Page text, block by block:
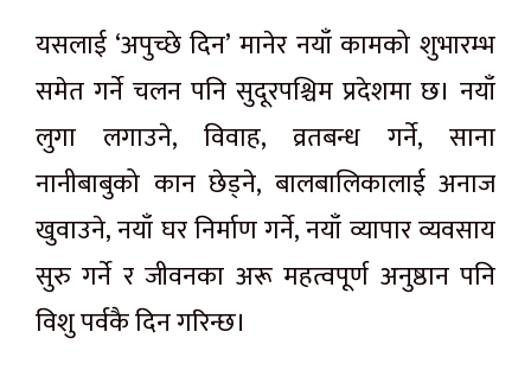
यसलाई ‘अपुच्छे दिन’ मानेर नयाँ कामको शुभारम्भ
समेत गर्ने चलन पनि सुदूरपश्चिम प्रदेशमा छ। नयाँ
लुगा लगाउने, विवाह, व्रतबन्ध गर्ने, साना
नानीबाबुको कान छेड्ने, बालबालिकालाई अनाज
खुवाउने, नयाँ घर निर्माण गर्ने, नयाँ व्यापार व्यवसाय
सुरु गर्ने र जीवनका अरू महत्वपूर्ण अनुष्ठान पनि
विशु पर्वकै दिन गरिन्छ।